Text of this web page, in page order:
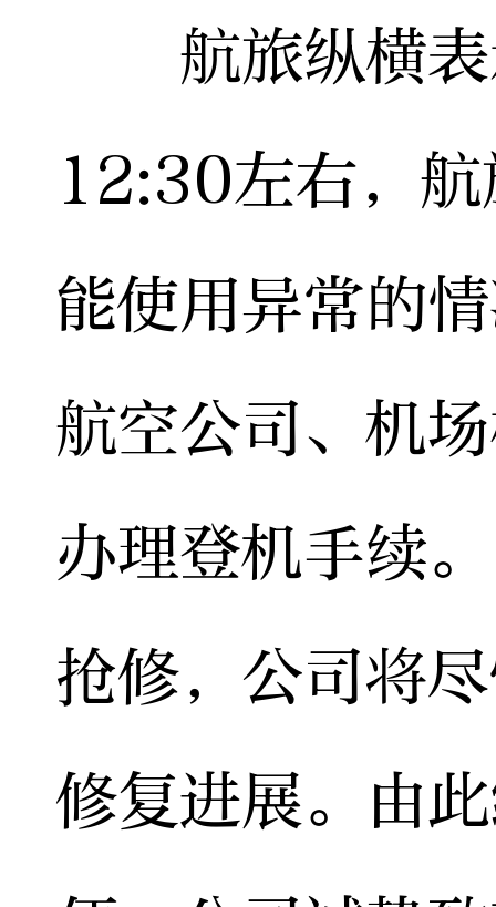
航旅纵横表
12:30左右，
能使用异常的
航空公司、机
办理登机手续
抢修，公司将
修复进展。由